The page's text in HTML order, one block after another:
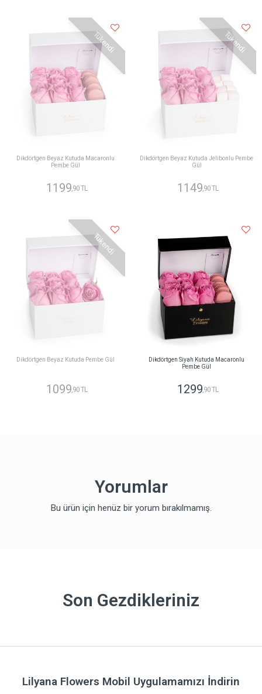
Tükendi
Dikdörtgen Beyaz Kutuda Macaronlu
Pembe Gül
1199 ,90 TL
Tükendi
Dikdörtgen Beyaz Kutuda Jelibonlu Pembe
Gül
1149 ,90 TL
Tükendi
Dikdörtgen Beyaz Kutuda Pembe Gül
1099,90 TL
Dikdörtgen Siyah Kutuda Macaronlu
Pembe Gül
1299,90 TL
Yorumlar
Bu ürün için henüz bir yorum bırakılmamış.
Son Gezdikleriniz
Lilyana Flowers Mobil Uygulamamızı İndirin